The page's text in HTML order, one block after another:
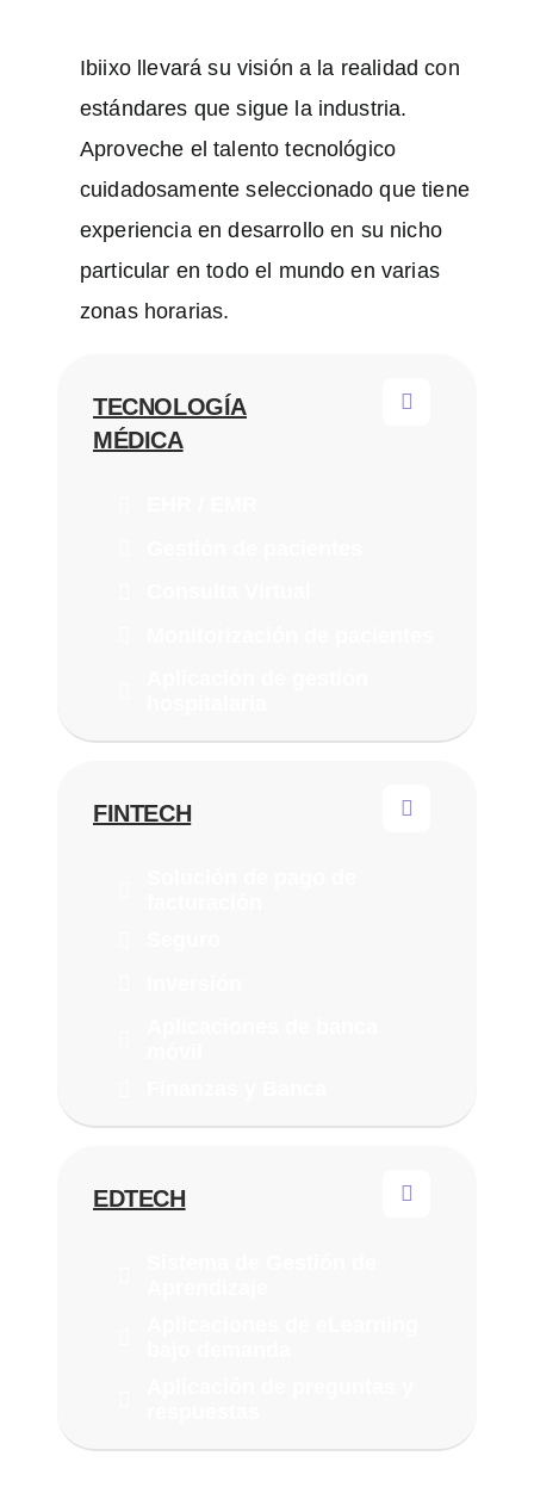
Ibiixo llevará su visión a la realidad con
estándares que sigue la industria.
Aproveche el talento tecnológico
cuidadosamente seleccionado que tiene
experiencia en desarrollo en su nicho
particular en todo el mundo en varias
zonas horarias.
TECNOLOGÍA
MÉDICA
FINTECH
EDTECH